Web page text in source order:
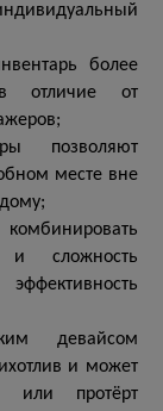
более
отличие от
позволяют
месте вне
и сложность
девайсом
и может
протёрт